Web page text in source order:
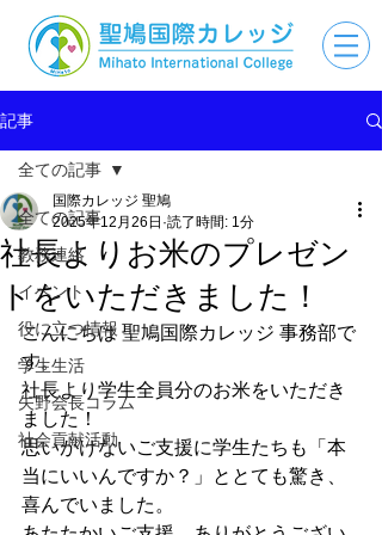
記事
全ての記事
教務連絡
イベント
役に立つ情報
学生生活
矢野会長コラム
社会貢献活動
全ての記事
社長よりお米のプレゼン
トをいただきました！
国際カレッジ 聖鳩
2025年12月26日 読了時間: 1分
こんにちは 聖鳩国際カレッジ 事務部で
す。
社長より学生全員分のお米をいただき
ました！
思いがけないご支援に学生たちも「本
当にいいんですか？」ととても驚き、
喜んでいました。